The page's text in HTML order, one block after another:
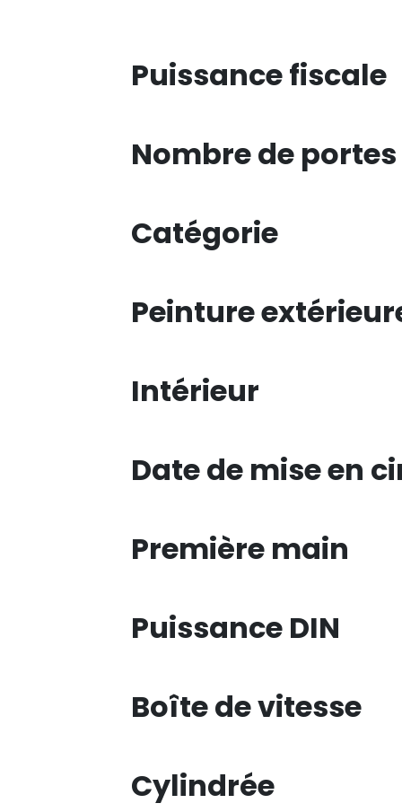
Puissance fiscale
Nombre de portes
Catégorie
Peinture
Intérieur
Date de mise en
Première main
Puissance DIN
Boîte de vitesse
Cylindrée